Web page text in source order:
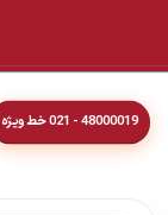
48000019 - 021 خط ویژه